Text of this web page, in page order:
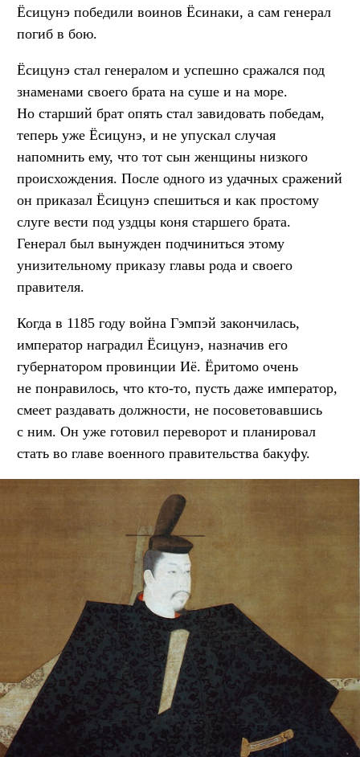
Ёсицунэ победили воинов Ёсинаки, а сам генерал
погиб в бою.
Ёсицунэ стал генералом и успешно сражался под
знаменами своего брата на суше и на море.
Но старший брат опять стал завидовать победам,
теперь уже Ёсицунэ, и не упускал случая
напомнить ему, что тот сын женщины низкого
происхождения. После одного из удачных сражений
он приказал Ёсицунэ спешиться и как простому
слуге вести под уздцы коня старшего брата.
Генерал был вынужден подчиниться этому
унизительному приказу главы рода и своего
правителя.
Когда в 1185 году война Гэмпэй закончилась,
император наградил Ёсицунэ, назначив его
губернатором провинции Иё. Ёритомо очень
не понравилось, что кто-то, пусть даже император,
смеет раздавать должности, не посоветовавшись
с ним. Он уже готовил переворот и планировал
стать во главе военного правительства бакуфу.